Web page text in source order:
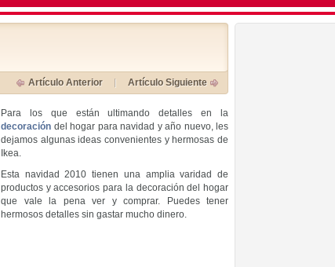
Artículo Anterior Artículo Siguiente
Para los que están ultimando detalles en la
decoración del hogar para navidad y año nuevo, les
dejamos algunas ideas convenientes y hermosas de
Ikea.
Esta navidad 2010 tienen una amplia varidad de
productos y accesorios para la decoración del hogar
que vale la pena ver y comprar. Puedes tener
hermosos detalles sin gastar mucho dinero.